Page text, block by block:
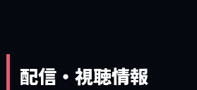
配信・視聴情報